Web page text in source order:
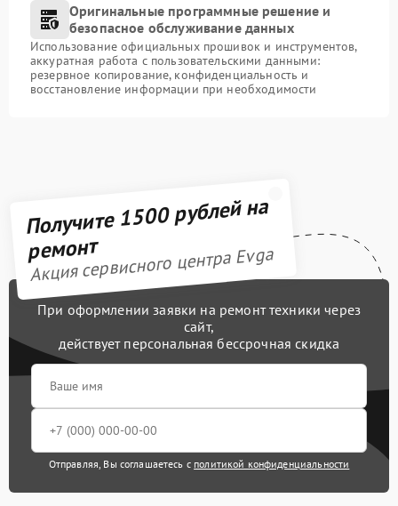
Оригинальные программные решение и
безопасное обслуживание данных
Использование официальных прошивок и инструментов,
аккуратная работа с пользовательскими данными:
резервное копирование, конфиденциальность и
восстановление информации при необходимости
Получите 1500 рублей на
ремонт
Акция сервисного центра Evga
При оформлении заявки на ремонт техники через
сайт,
действует персональная бессрочная скидка
Отправляя, Вы соглашаетесь с политикой конфиденциальности